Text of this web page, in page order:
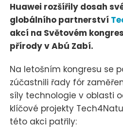
Huawei rozšířily dosah
globálního partnerství
akcí na Světovém
přírody v Abú Zabí.
Na letošním kongresu se
zúčastnili řady fór
síly technologie v oblasti
klíčové projekty
této akci patřily: